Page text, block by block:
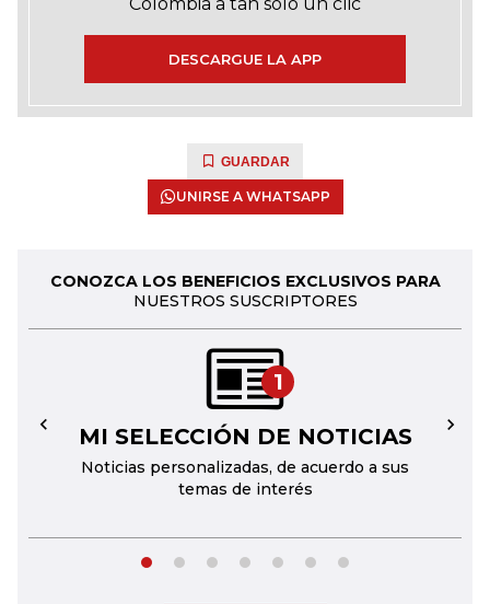
DESCARGUE LA APP
GUARDAR
UNIRSE A WHATSAPP
CONOZCA LOS BENEFICIOS EXCLUSIVOS PARA
NUESTROS SUSCRIPTORES
1
MI SELECCIÓN DE NOTICIAS
Noticias personalizadas, de acuerdo a sus
temas de interés
← →